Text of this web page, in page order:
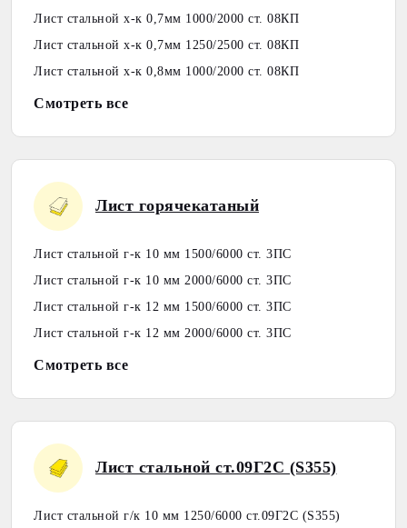
Лист стальной х-к 0,7мм 1000/2000 ст. 08КП
Лист стальной х-к 0,7мм 1250/2500 ст. 08КП
Лист стальной х-к 0,8мм 1000/2000 ст. 08КП
Смотреть все
Лист горячекатаный
Лист стальной г-к 10 мм 1500/6000 ст. 3ПС
Лист стальной г-к 10 мм 2000/6000 ст. 3ПС
Лист стальной г-к 12 мм 1500/6000 ст. 3ПС
Лист стальной г-к 12 мм 2000/6000 ст. 3ПС
Смотреть все
Лист стальной ст.09Г2С (S355)
Лист стальной г/к 10 мм 1250/6000 ст.09Г2С (S355)